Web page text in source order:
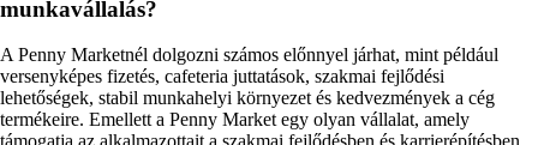
munkavállalás?
A Penny Marketnél dolgozni számos előnnyel járhat, mint például
versenyképes fizetés, cafeteria juttatások, szakmai fejlődési
lehetőségek, stabil munkahelyi környezet és kedvezmények a cég
termékeire. Emellett a Penny Market egy olyan vállalat, amely